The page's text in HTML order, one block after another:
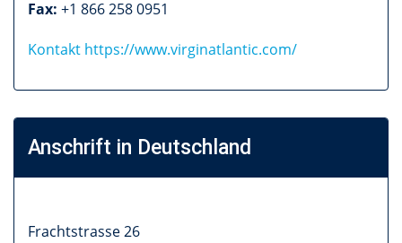
Fax: +1 866 258 0951
Kontakt https://www.virginatlantic.com/
Anschrift in Deutschland
Frachtstrasse 26